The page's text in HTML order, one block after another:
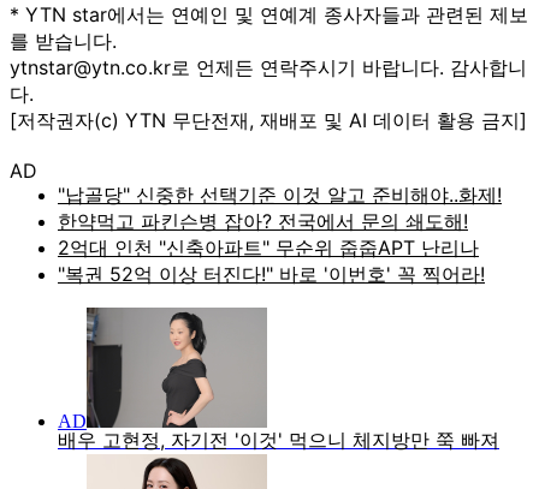
* YTN star에서는 연예인 및 연예계 종사자들과 관련된 제보
를 받습니다.
ytnstar@ytn.co.kr로 언제든 연락주시기 바랍니다. 감사합니
다.
[저작권자(c) YTN 무단전재, 재배포 및 AI 데이터 활용 금지]
AD